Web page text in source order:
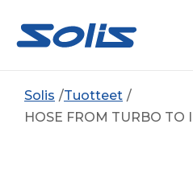
Solis
Tuotteet
HOSE FROM TURBO TO